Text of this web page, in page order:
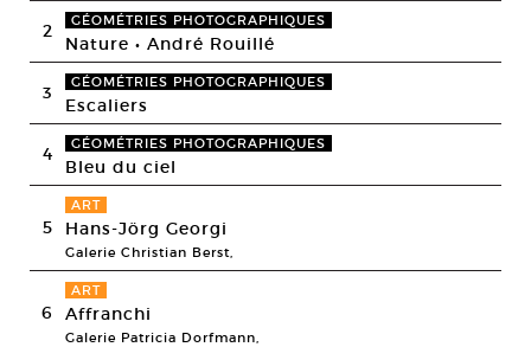
2 GÉOMÉTRIES PHOTOGRAPHIQUES
Nature • André Rouillé
3 GÉOMÉTRIES PHOTOGRAPHIQUES
Escaliers
4 GÉOMÉTRIES PHOTOGRAPHIQUES
Bleu du ciel
5
ART
Hans-Jörg Georgi
Galerie Christian Berst,
6
ART
Affranchi
Galerie Patricia Dorfmann,